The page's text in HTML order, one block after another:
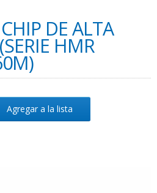
DE ALTA
HMR
Agregar a la lista